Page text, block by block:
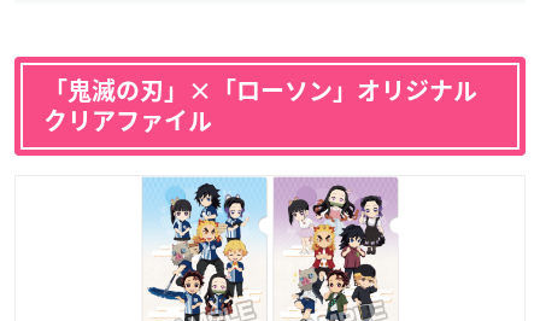
「鬼滅の刃」×「ローソン」オリジナル
クリアファイル